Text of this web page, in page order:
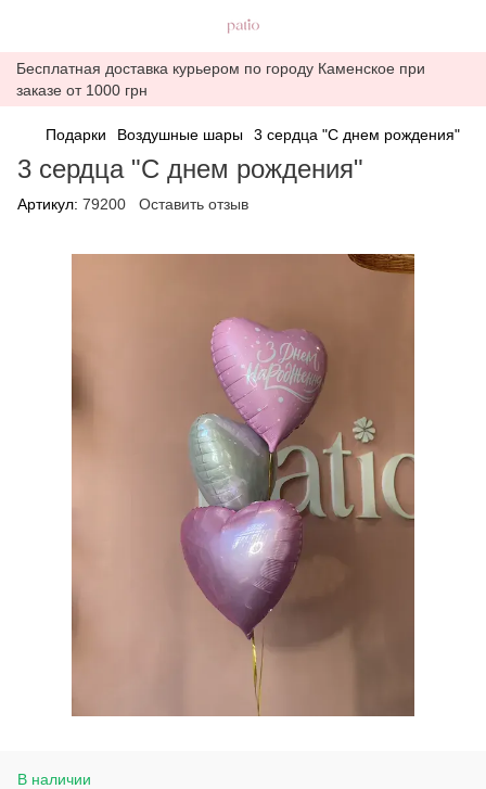
Бесплатная доставка курьером по городу Каменское при
заказе от 1000 грн
Подарки Воздушные шары 3 сердца "С днем рождения"
3 сердца "С днем рождения"
Артикул: 79200 Оставить отзыв
В наличии